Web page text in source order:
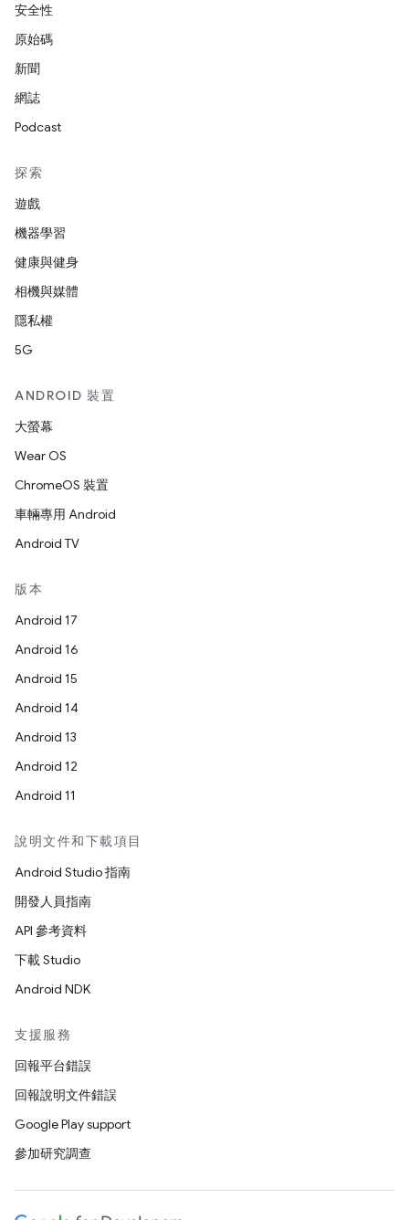
安全性
原始碼
新聞
網誌
Podcast
探索
遊戲
機器學習
健康與健身
相機與媒體
隱私權
5G
ANDROID 裝置
大螢幕
Wear OS
ChromeOS 裝置
車輛專用 Android
Android TV
版本
Android 17
Android 16
Android 15
Android 14
Android 13
Android 12
Android 11
說明文件和下載項目
Android Studio 指南
開發人員指南
API 參考資料
下載 Studio
Android NDK
支援服務
回報平台錯誤
回報說明文件錯誤
Google Play support
參加研究調查